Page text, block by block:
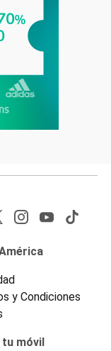
y Condiciones
tu móvil